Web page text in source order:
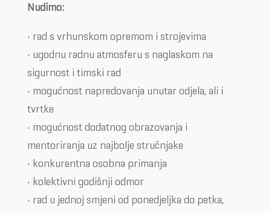
Nudimo:
• rad s vrhunskom opremom i strojevima
• ugodnu radnu atmosferu s naglaskom na
sigurnost i timski rad
• mogućnost napredovanja unutar odjela, ali i
tvrtke
• mogućnost dodatnog obrazovanja i
mentoriranja uz najbolje stručnjake
• konkurentna osobna primanja
• kolektivni godišnji odmor
• rad u jednoj smjeni od ponedjeljka do petka,